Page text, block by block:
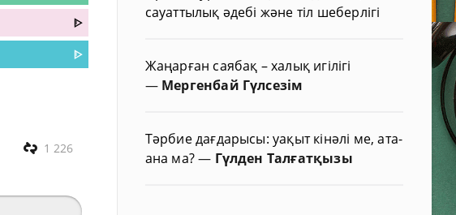
ᐈ
ᐈ
1 226
сауаттылық әдебі және тіл шеберлігі
Жаңарған саябақ – халық игілігі
— Мергенбай Гүлсезім
Тәрбие дағдарысы: уақыт кінәлі ме, ата-
ана ма?— Гүлден Талғатқызы